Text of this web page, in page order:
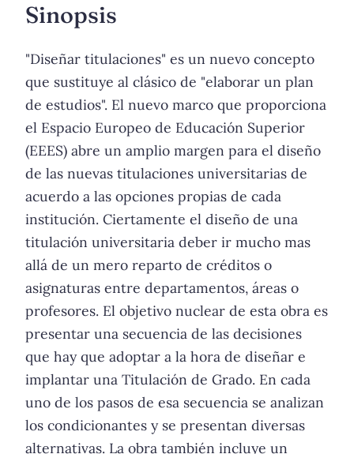
Sinopsis
"Diseñar titulaciones" es un nuevo concepto
que sustituye al clásico de "elaborar un plan
de estudios". El nuevo marco que proporciona
el Espacio Europeo de Educación Superior
(EEES) abre un amplio margen para el diseño
de las nuevas titulaciones universitarias de
acuerdo a las opciones propias de cada
institución. Ciertamente el diseño de una
titulación universitaria deber ir mucho mas
allá de un mero reparto de créditos o
asignaturas entre departamentos, áreas o
profesores. El objetivo nuclear de esta obra es
presentar una secuencia de las decisiones
que hay que adoptar a la hora de diseñar e
implantar una Titulación de Grado. En cada
uno de los pasos de esa secuencia se analizan
los condicionantes y se presentan diversas
alternativas. La obra también incluye un